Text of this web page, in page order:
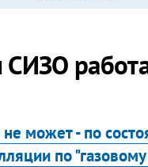
может - по
по